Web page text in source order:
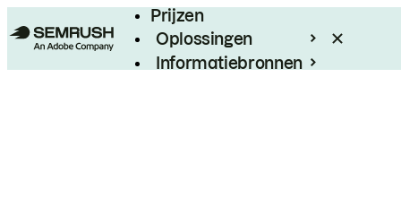
Prijzen
Oplossingen
Informatiebronnen